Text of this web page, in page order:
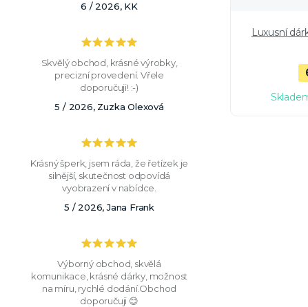
6 / 2026, KK
Skvělý obchod, krásné výrobky,
precizní provedení. Vřele
doporučuji! :-)
5 / 2026, Zuzka Olexová
Krásný šperk, jsem ráda, že řetízek je
silnější, skutečnost odpovídá
vyobrazení v nabídce.
5 / 2026, Jana Frank
Výborný obchod, skvělá
komunikace, krásné dárky, možnost
na míru, rychlé dodání.Obchod
doporučuji 😊
Luxusní